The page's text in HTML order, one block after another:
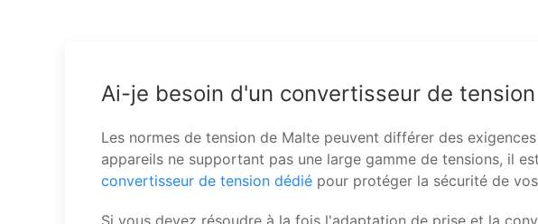
Ai-je besoin d'un convertisseur de
Les normes de tension de Malte peuvent différer des
appareils ne supportant pas une large gamme de tensions, il
convertisseur de tension dédié pour protéger la sécurité de
Si vous devez résoudre à la fois l'adaptation de prise et la